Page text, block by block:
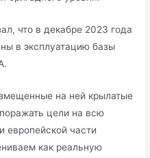
что в декабре 2023 года
в эксплуатацию базы
на ней крылатые
цели на всю
европейской части
как реальную